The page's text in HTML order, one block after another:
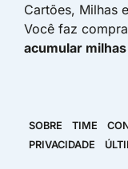
Cartões, Milhas
Você faz
acumular
SOBRE TIME
PRIVACIDADE